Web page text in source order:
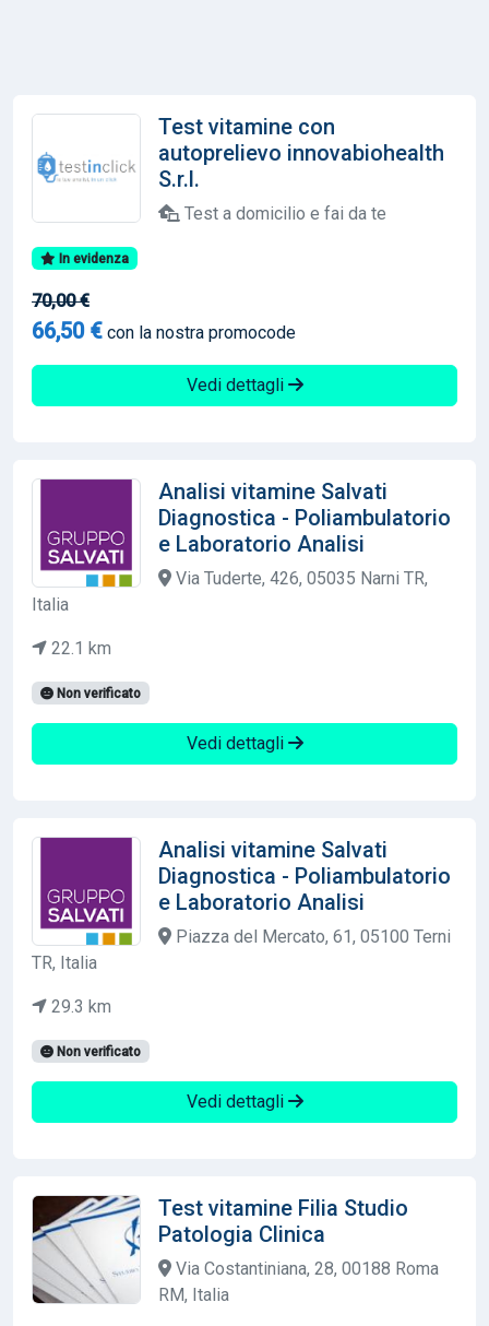
Test vitamine con
autoprelievo innovabiohealth
S.r.l.
Test a domicilio e fai da te
In evidenza
70,00 €
66,50 € con la nostra promocode
Vedi dettagli
Analisi vitamine Salvati
Diagnostica - Poliambulatorio
e Laboratorio Analisi
Via Tuderte, 426, 05035 Narni TR,
Italia
22.1 km
Non verificato
Vedi dettagli
Analisi vitamine Salvati
Diagnostica - Poliambulatorio
e Laboratorio Analisi
Piazza del Mercato, 61, 05100 Terni
TR, Italia
29.3 km
Non verificato
Vedi dettagli
Test vitamine Filia Studio
Patologia Clinica
Via Costantiniana, 28, 00188 Roma
RM, Italia